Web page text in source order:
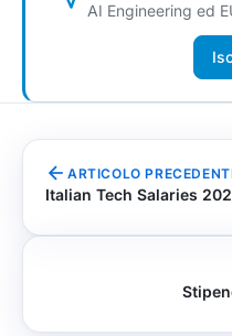
AI Engineering ed
ARTICOLO
Italian Tech Salaries